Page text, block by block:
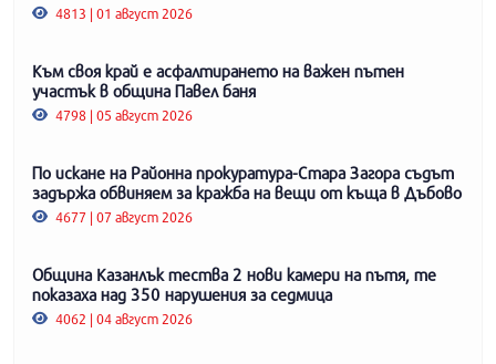
4813 | 01 август 2026
Към своя край е асфалтирането на важен пътен
участък в община Павел баня
4798 | 05 август 2026
По искане на Районна прокуратура-Стара Загора съдът
задържа обвиняем за кражба на вещи от къща в Дъбово
4677 | 07 август 2026
Община Казанлък тества 2 нови камери на пътя, те
показаха над 350 нарушения за седмица
4062 | 04 август 2026